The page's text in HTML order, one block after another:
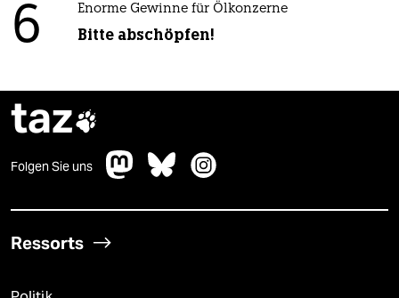
6 Enorme Gewinne für Ölkonzerne
Bitte abschöpfen!
taz
Folgen Sie uns
Ressorts